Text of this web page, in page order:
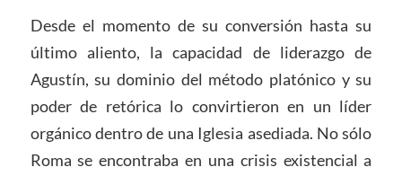
Desde el momento de su conversión hasta su
último aliento, la capacidad de liderazgo de
Agustín, su dominio del método platónico y su
poder de retórica lo convirtieron en un líder
orgánico dentro de una Iglesia asediada. No sólo
Roma se encontraba en una crisis existencial a